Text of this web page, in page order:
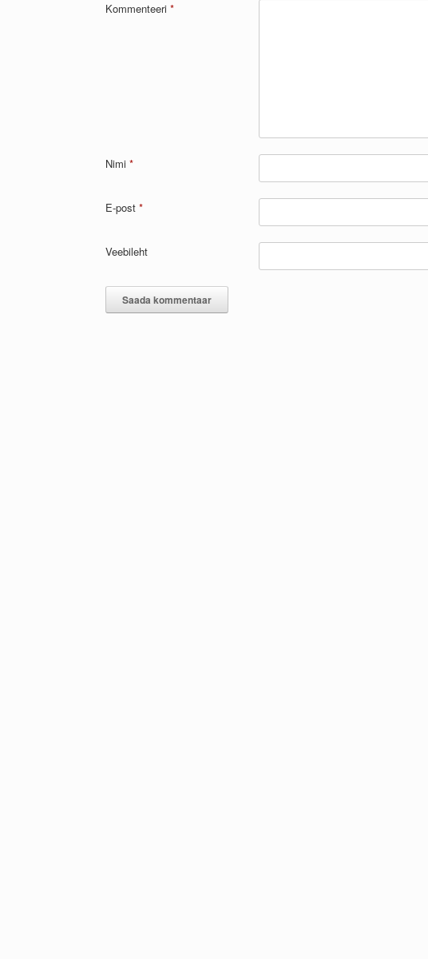
Kommenteeri *
Nimi *
E-post *
Veebileht